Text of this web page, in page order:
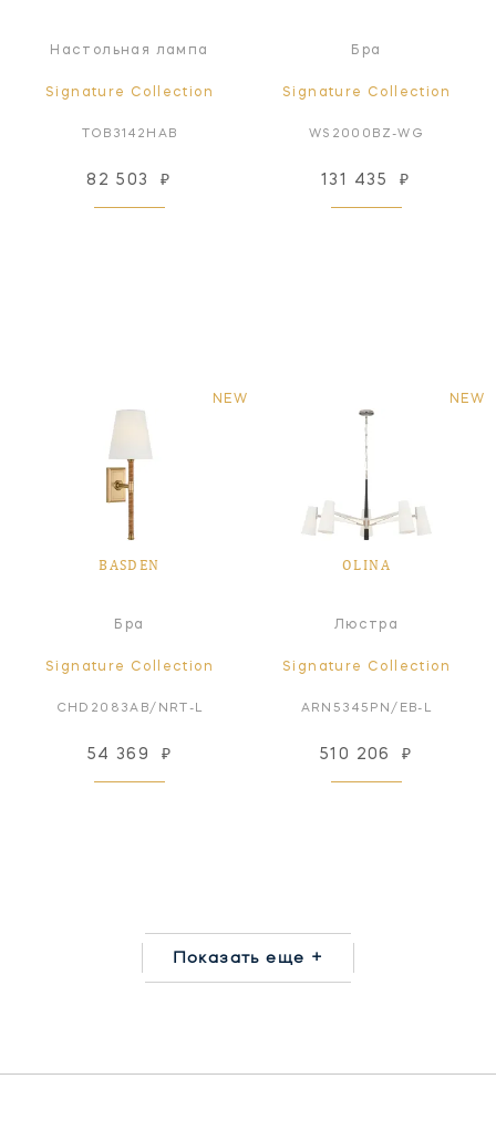
Настольная лампа
Signature Collection
TOB3142HAB
82 503 ₽
Бра
Signature Collection
WS2000BZ-WG
131 435 ₽
NEW
BASDEN
Бра
Signature Collection
CHD2083AB/NRT-L
54 369 ₽
NEW
OLINA
Люстра
Signature Collection
ARN5345PN/EB-L
510 206 ₽
Показать еще +